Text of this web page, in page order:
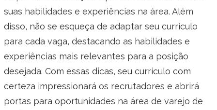
suas habilidades e experiências na área. Além
disso, não se esqueça de adaptar seu currículo
para cada vaga, destacando as habilidades e
experiências mais relevantes para a posição
desejada. Com essas dicas, seu currículo com
certeza impressionará os recrutadores e abrirá
portas para oportunidades na área de varejo de